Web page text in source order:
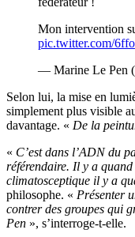
Mon intervention
pic.twitter.com/
— Marine Le Pen
Selon lui, la mise en
simplement plus visible
davantage. « De la
« C’est dans l’ADN du
référendaire. Il y a
climatosceptique il y a
philosophe. « Présenter
contrer des groupes qui
Pen », s’interroge-t-elle.